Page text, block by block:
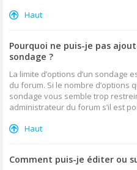
Haut
Pourquoi ne puis-je pas
sondage ?
La limite d’options d’un sondage
du forum. Si le nombre d’options
sondage vous semble trop
administrateur du forum s’il est
Haut
Comment puis-je éditer ou